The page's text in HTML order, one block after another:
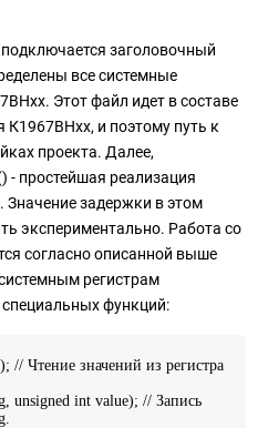
заголовочный
все системные
Этот файл идет в составе
К1967ВНхх, и поэтому путь к
проекта. Далее,
- простейшая реализация
задержки в этом
экспериментально. Работа со
согласно описанной выше
регистрам
функций:
// Чтение значений из регистра
unsigned int value); // Запись